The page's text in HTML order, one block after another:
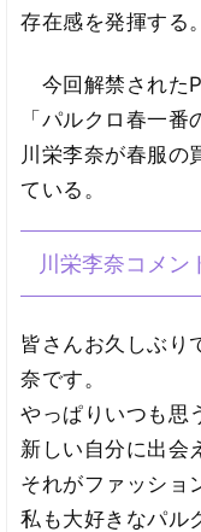
存在感を発揮する。
今回解禁された
「パルクロ春一
川栄李奈が春服の
ている。
川栄李奈コメン
皆さんお久しぶり
奈です。
やっぱりいつも思
新しい自分に出会
それがファッショ
私も大好きなパル